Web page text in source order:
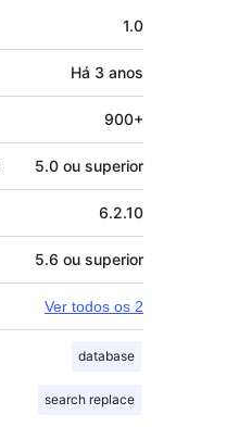
1.0
Há 3 anos
900+
5.0 ou superior
6.2.10
5.6 ou superior
Ver todos os 2
database
search replace